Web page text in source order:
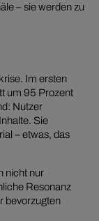
– sie werden zu
Im ersten
um 95 Prozent
Nutzer
Sie
– etwas, das
nicht nur
Resonanz
bevorzugten